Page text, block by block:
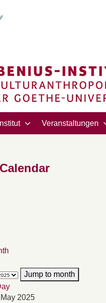
Institut Veranstaltungen
Jump to month
2025